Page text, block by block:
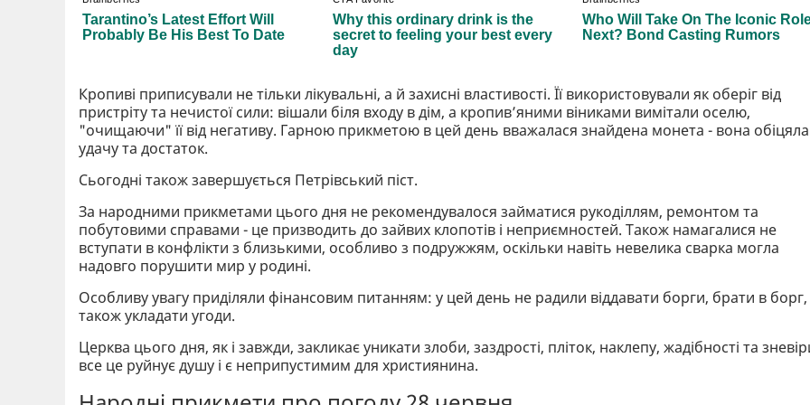
Кропиві приписували не тільки лікувальні, а й захисні властивості. Її використовували як оберіг від
пристріту та нечистої сили: вішали біля входу в дім, а кропив’яними віниками вимітали оселю,
"очищаючи" її від негативу. Гарною прикметою в цей день вважалася знайдена монета - вона обіцяла
удачу та достаток.
Сьогодні також завершується Петрівський піст.
За народними прикметами цього дня не рекомендувалося займатися рукоділлям, ремонтом та
побутовими справами - це призводить до зайвих клопотів і неприємностей. Також намагалися не
вступати в конфлікти з близькими, особливо з подружжям, оскільки навіть невелика сварка могла
надовго порушити мир у родині.
Особливу увагу приділяли фінансовим питанням: у цей день не радили віддавати борги, брати в борг,
також укладати угоди.
Церква цього дня, як і завжди, закликає уникати злоби, заздрості, пліток, наклепу, жадібності та
все це руйнує душу і є неприпустимим для християнина.